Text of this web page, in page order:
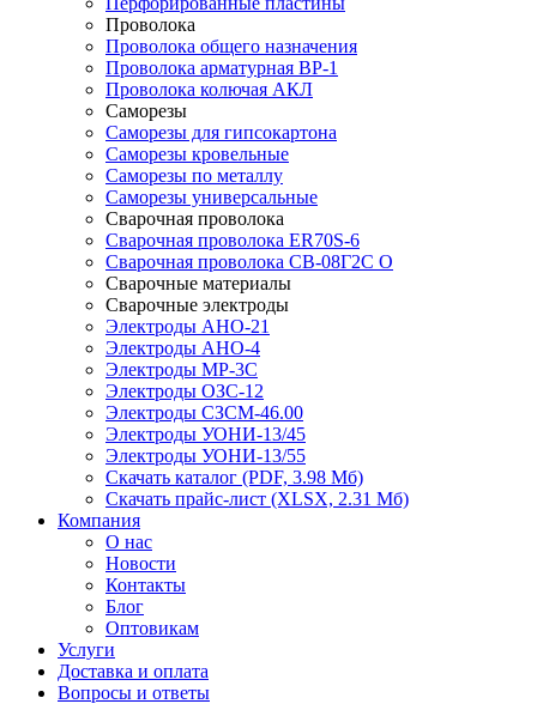
Проволока
Проволока общего назначения
Проволока арматурная ВР-1
Проволока колючая АКЛ
Саморезы
Саморезы для гипсокартона
Саморезы кровельные
Саморезы по металлу
Саморезы универсальные
Сварочная проволока
Сварочная проволока ER70S-6
Сварочная проволока СВ-08Г2С О
Сварочные материалы
Сварочные электроды
Электроды АНО-21
Электроды АНО-4
Электроды МР-3С
Электроды ОЗС-12
Электроды СЗСМ-46.00
Электроды УОНИ-13/45
Электроды УОНИ-13/55
Скачать каталог (PDF, 3.98 Мб)
Скачать прайс-лист (XLSX, 2.31 Мб)
Компания
О нас
Новости
Контакты
Блог
Оптовикам
Услуги
Доставка и оплата
Вопросы и ответы